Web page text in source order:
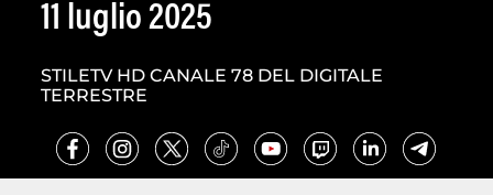
11 luglio 2025
STILETV HD CANALE 78 DEL DIGITALE
TERRESTRE